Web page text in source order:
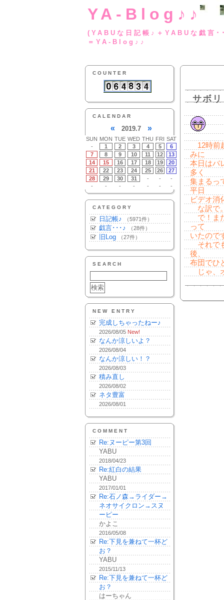
YA-Blog♪♪
(YABUな日記帳♪
＝YA-Blog♪♪
COUNTER
CALENDAR
« 2019.7 »
SUN MON TUE WED THU FRI SAT
-
1 2 3 4 5
6
7
8 9 10 11 12
13
14
15 16 17 18 19
20
21
22 23 24 25 26
27
28
29 30 31 - -
-
-
- - - - - -
CATEGORY
日記帳♪ （5971件）
戯言･･･♪ （28件）
旧Log （27件）
SEARCH
NEW ENTRY
完成しちゃったねー♪
2026/08/05 New!
なんか涼しいよ？
2026/08/04
なんか涼しい！？
2026/08/03
積み直し
2026/08/02
ネタ豊富
2026/08/01
COMMENT
Re:ヌーピー第3回
YABU
2018/04/23
Re:紅白の結果
YABU
2017/01/01
Re:石ノ森→ライダー→
ネオサイクロン→スヌ
ーピー
かよこ
2016/05/08
Re:下見を兼ねて一杯ど
お？
YABU
2015/11/13
Re:下見を兼ねて一杯ど
お？
はーちゃん
サボリ
12時前
みに
本日はバ
多く
集まるっ
平日
ビデオ消
な訳で
で！ま
って
いたので
それで
後、
布団でひ
じゃ、